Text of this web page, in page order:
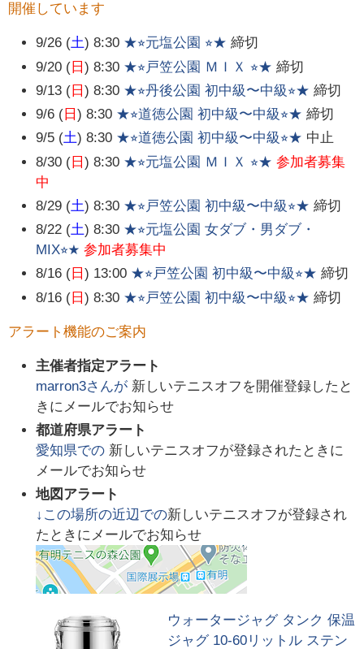
開催しています
9/26 (土) 8:30 ★⭐︎元塩公園 ⭐︎★ 締切
9/20 ( 日) 8:30 ★⭐︎戸笠公園 ＭＩＸ ⭐︎★ 締切
9/13 ( 日) 8:30 ★⭐︎丹後公園 初中級〜中級⭐︎★ 締切
9/6 ( 日) 8:30 ★⭐︎道徳公園 初中級〜中級⭐︎★ 締切
9/5 (土) 8:30 ★⭐︎道徳公園 初中級〜中級⭐︎★ 中止
8/30 ( 日) 8:30 ★⭐︎元塩公園 ＭＩＸ ⭐︎★ 参加者募集
中
8/29 (土) 8:30 ★⭐︎戸笠公園 初中級〜中級⭐︎★ 締切
8/22 (土) 8:30 ★⭐︎元塩公園 女ダブ・男ダブ・
MIX⭐︎★ 参加者募集中
8/16 ( 日) 13:00 ★⭐︎戸笠公園 初中級〜中級⭐︎★ 締切
8/16 ( 日) 8:30 ★⭐︎戸笠公園 初中級〜中級⭐︎★ 締切
アラート機能のご案内
主催者指定アラート
marron3さんが 新しいテニスオフを開催登録したと
きにメールでお知らせ
都道府県アラート
愛知県での 新しいテニスオフが登録されたときに
メールでお知らせ
地図アラート
↓この場所の近辺での新しいテニスオフが登録され
たときにメールでお知らせ
ウォータージャグ タンク 保温
ジャグ 10-60リットル ステン